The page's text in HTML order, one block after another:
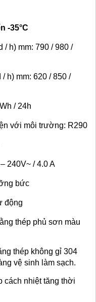
-35°C
/ h) mm: 790 / 980 /
h) mm: 620 / 850 /
/ 24h
với môi trường: R290
240V~ / 4.0 A
bức
động
thép phủ sơn màu
thép không gỉ 304
vệ sinh làm sạch.
cách nhiệt tăng thời